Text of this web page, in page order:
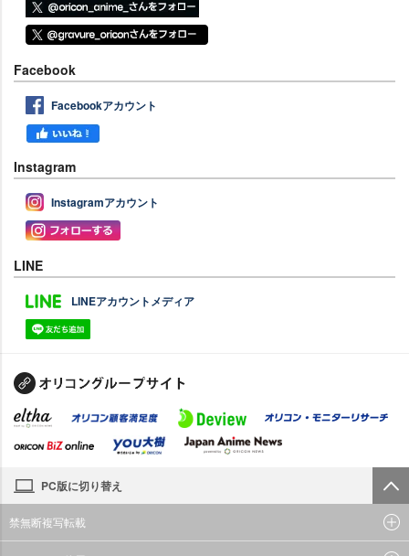
Facebook
Facebookアカウント
Instagram
Instagramアカウント
LINE
LINEアカウントメディア
PC版に切り替え
禁無断複写転載